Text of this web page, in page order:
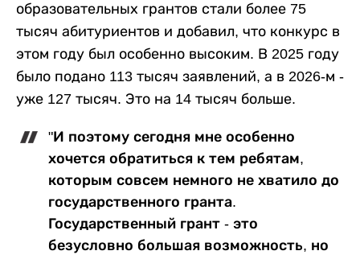
образовательных грантов стали более 75
тысяч абитуриентов и добавил, что конкурс в
этом году был особенно высоким. В 2025 году
было подано 113 тысяч заявлений, а в 2026-м -
уже 127 тысяч. Это на 14 тысяч больше.
"И поэтому сегодня мне особенно
хочется обратиться к тем ребятам,
которым совсем немного не хватило до
государственного гранта.
Государственный грант - это
безусловно большая возможность, но